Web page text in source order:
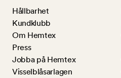
Hållbarhet
Kundklubb
Om Hemtex
Press
Jobba på Hemtex
Visselblåsarlagen